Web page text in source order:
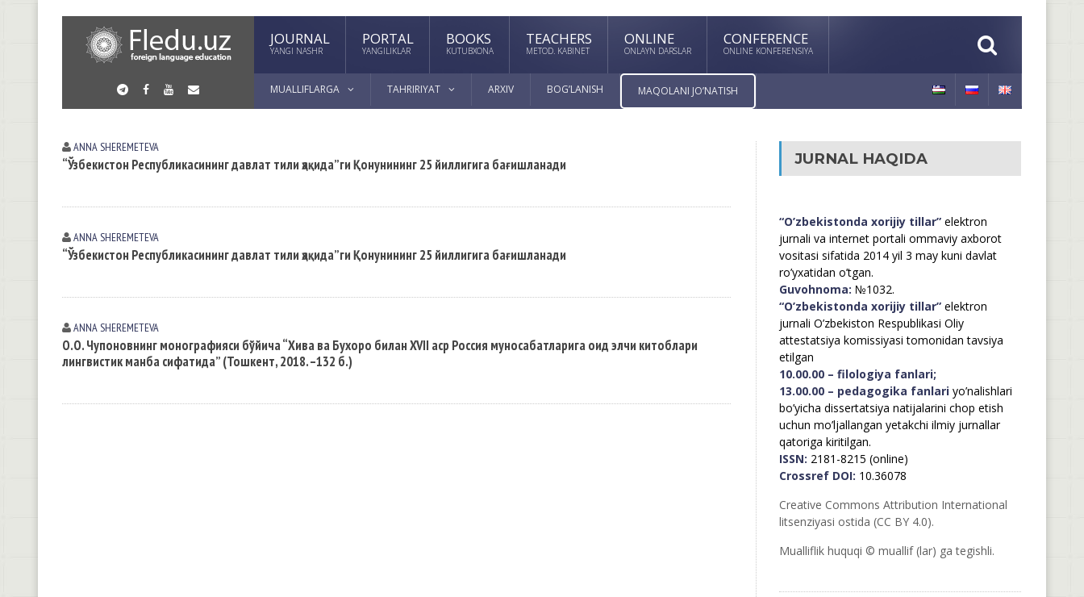
JOURNAL
YANGI NASHR
PORTAL
YANGILIKLAR
BOOKS
KUTUBXONA
TEACHERS
METOD. KABINET
ONLINE
ONLAYN DARSLAR
CONFERENCE
ONLINE KONFERENSIYA
MUALLIFLARGA TAHRIRIYAT ARXIV BOG’LANISH MAQOLANI JO’NATISH
ANNA SHEREMETEVA
“Ўзбекистон Республикасининг давлат тили ҳақида”ги Қонунининг 25 йиллигига бағишланади
ANNA SHEREMETEVA
“Ўзбекистон Республикасининг давлат тили ҳақида”ги Қонунининг 25 йиллигига бағишланади
ANNA SHEREMETEVA
О.О. Чупоновнинг монографияси бўйича “Хива ва Бухоро билан XVII аср Россия муносабатларига оид элчи китоблари
лингвистик манба сифатида” (Тошкент, 2018. –132 б.)
JURNAL HAQIDA
“O’zbekistonda xorijiy tillar”elektron
jurnali va internet portali ommaviy axborot
vositasi sifatida 2014 yil 3 may kuni davlat
ro’yxatidan o’tgan.
Guvohnoma: №1032.
“O’zbekistonda xorijiy tillar”elektron
jurnali O’zbekiston Respublikasi Oliy
attestatsiya komissiyasi tomonidan tavsiya
etilgan
10.00.00 – filologiya fanlari;
13.00.00 – pedagogika fanlariyo’nalishlari
bo’yicha dissertatsiya natijalarini chop etish
uchun mo’ljallangan yetakchi ilmiy jurnallar
qatoriga kiritilgan.
ISSN: 2181-8215 (online)
Crossref DOI: 10.36078
Creative Commons Attribution International
litsenziyasi ostida (CC BY 4.0).
Mualliflik huquqi © muallif (lar) ga tegishli.